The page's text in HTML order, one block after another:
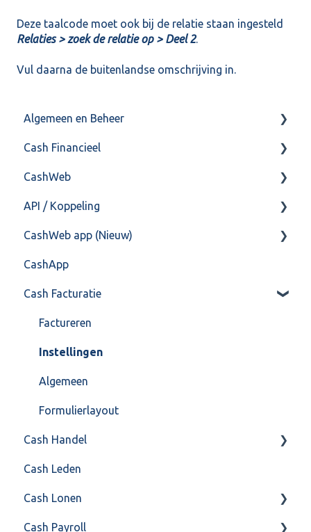
Deze taalcode moet ook bij de relatie staan ingesteld
Relaties > zoek de relatie op > Deel 2.
Vul daarna de buitenlandse omschrijving in.
Algemeen en Beheer
Bank(koppeling)
Import/Export
Postbus
Training & Consultancy
Overig
Cash Financieel
Boekhoud
Fiscaal
Overig
CashWeb
CashHero Layout
Mailen vanuit CASHWeb
Algemeen gebruik
API / Koppeling
Algemeen
Api 3.0 (SOAP API)
API 4.0 (REST API)
CashWeb app (Nieuw)
Veel gestelde vragen
CashApp
Cash Facturatie
Factureren
Instellingen
Algemeen
Formulierlayout
Cash Handel
Inkoop
Verkoop
Voorraad
Cash Leden
Cash Lonen
Algemeen
Cash Payroll